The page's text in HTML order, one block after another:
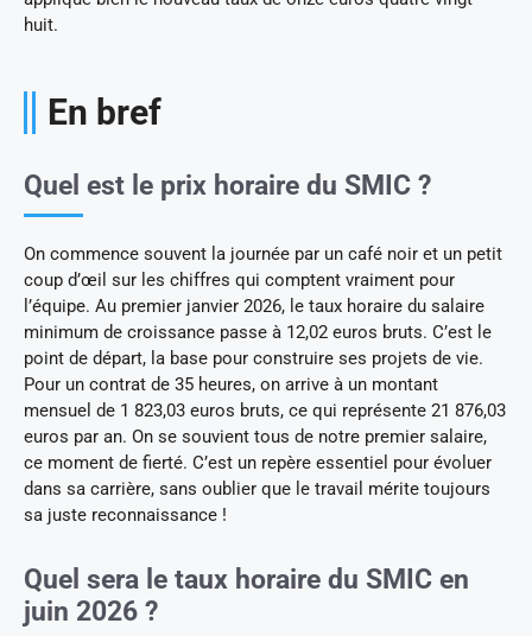
huit.
En bref
Quel est le prix horaire du SMIC ?
On commence souvent la journée par un café noir et un petit
coup d’œil sur les chiffres qui comptent vraiment pour
l’équipe. Au premier janvier 2026, le taux horaire du salaire
minimum de croissance passe à 12,02 euros bruts. C’est le
point de départ, la base pour construire ses projets de vie.
Pour un contrat de 35 heures, on arrive à un montant
mensuel de 1 823,03 euros bruts, ce qui représente 21 876,03
euros par an. On se souvient tous de notre premier salaire,
ce moment de fierté. C’est un repère essentiel pour évoluer
dans sa carrière, sans oublier que le travail mérite toujours
sa juste reconnaissance !
Quel sera le taux horaire du SMIC en
juin 2026 ?